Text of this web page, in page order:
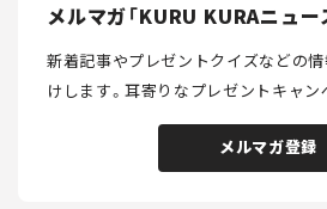
メルマガ「KURU KURAニュー
新着記事やプレゼントクイズなどの
けします。耳寄りなプレゼントキャン
メルマガ登録